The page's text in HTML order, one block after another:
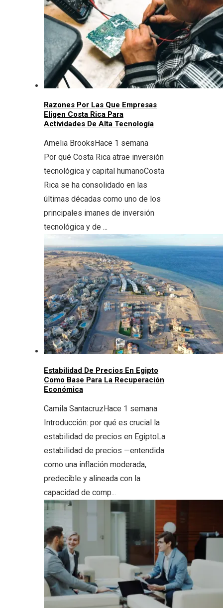
Razones Por Las Que Empresas
Eligen Costa Rica Para
Actividades De Alta Tecnología
Amelia BrooksHace 1 semana
Por qué Costa Rica atrae inversión
tecnológica y capital humanoCosta
Rica se ha consolidado en las
últimas décadas como uno de los
principales imanes de inversión
tecnológica y de ...
Estabilidad De Precios En Egipto
Como Base Para La Recuperación
Económica
Camila SantacruzHace 1 semana
Introducción: por qué es crucial la
estabilidad de precios en EgiptoLa
estabilidad de precios —entendida
como una inflación moderada,
predecible y alineada con la
capacidad de comp...